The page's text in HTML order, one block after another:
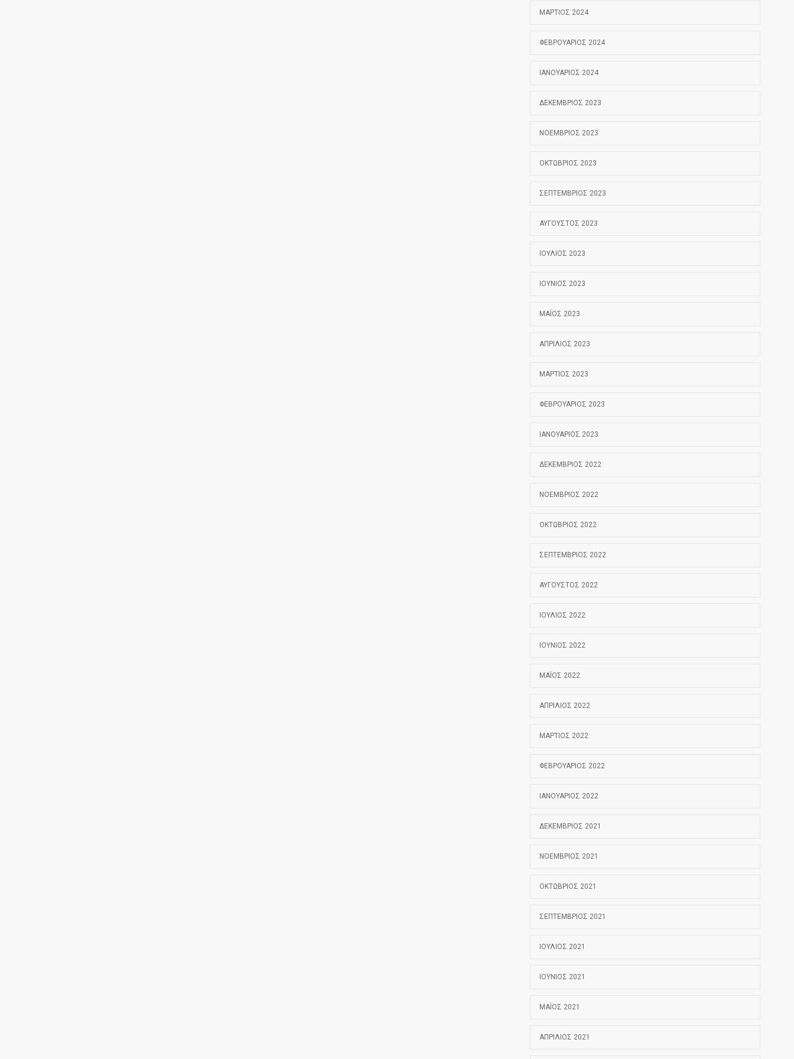
ΜΆΡΤΙΟΣ 2024
ΦΕΒΡΟΥΆΡΙΟΣ 2024
ΙΑΝΟΥΆΡΙΟΣ 2024
ΔΕΚΈΜΒΡΙΟΣ 2023
ΝΟΈΜΒΡΙΟΣ 2023
ΟΚΤΏΒΡΙΟΣ 2023
ΣΕΠΤΈΜΒΡΙΟΣ 2023
ΑΎΓΟΥΣΤΟΣ 2023
ΙΟΎΛΙΟΣ 2023
ΙΟΎΝΙΟΣ 2023
ΜΆΙΟΣ 2023
ΑΠΡΊΛΙΟΣ 2023
ΜΆΡΤΙΟΣ 2023
ΦΕΒΡΟΥΆΡΙΟΣ 2023
ΙΑΝΟΥΆΡΙΟΣ 2023
ΔΕΚΈΜΒΡΙΟΣ 2022
ΝΟΈΜΒΡΙΟΣ 2022
ΟΚΤΏΒΡΙΟΣ 2022
ΣΕΠΤΈΜΒΡΙΟΣ 2022
ΑΎΓΟΥΣΤΟΣ 2022
ΙΟΎΛΙΟΣ 2022
ΙΟΎΝΙΟΣ 2022
ΜΆΙΟΣ 2022
ΑΠΡΊΛΙΟΣ 2022
ΜΆΡΤΙΟΣ 2022
ΦΕΒΡΟΥΆΡΙΟΣ 2022
ΙΑΝΟΥΆΡΙΟΣ 2022
ΔΕΚΈΜΒΡΙΟΣ 2021
ΝΟΈΜΒΡΙΟΣ 2021
ΟΚΤΏΒΡΙΟΣ 2021
ΣΕΠΤΈΜΒΡΙΟΣ 2021
ΙΟΎΛΙΟΣ 2021
ΙΟΎΝΙΟΣ 2021
ΜΆΙΟΣ 2021
ΑΠΡΊΛΙΟΣ 2021